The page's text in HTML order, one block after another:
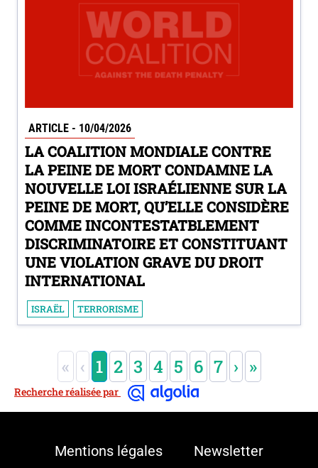
ARTICLE - 10/04/2026
LA COALITION MONDIALE CONTRE
LA PEINE DE MORT CONDAMNE LA
NOUVELLE LOI ISRAÉLIENNE SUR LA
PEINE DE MORT, QU’ELLE CONSIDÈRE
COMME INCONTESTATBLEMENT
DISCRIMINATOIRE ET CONSTITUANT
UNE VIOLATION GRAVE DU DROIT
INTERNATIONAL
ISRAËL TERRORISME
« ‹ 1 2 3 4 5 6 7 › »
Recherche réalisée par
Mentions légales
Newsletter